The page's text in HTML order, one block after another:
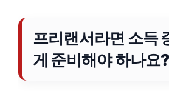
프리랜서라면 소득
게 준비해야 하나요?